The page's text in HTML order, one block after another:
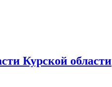
Курской области